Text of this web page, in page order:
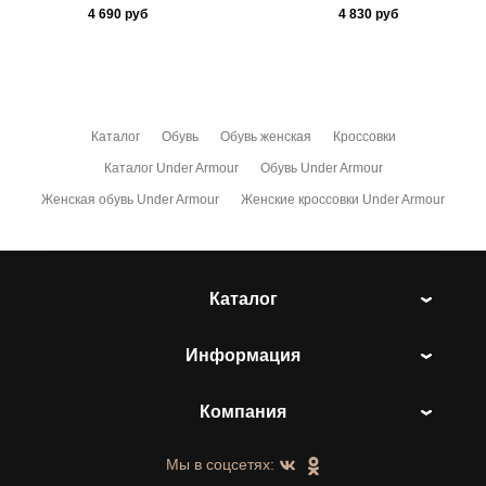
4 690руб
4 830 руб
Каталог Обувь Обувь женская Кроссовки
Каталог Under Armour Обувь Under Armour
Женская обувь Under Armour Женские кроссовки Under Armour
Каталог
Информация
Компания
Мы в соцсетях: